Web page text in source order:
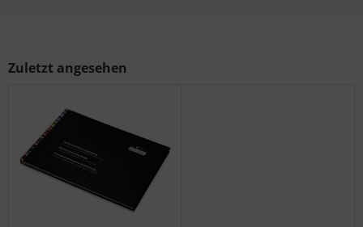
Zuletzt angesehen